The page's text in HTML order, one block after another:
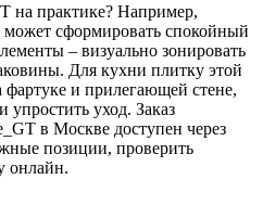
на практике? Например,
может сформировать спокойный
– визуально зонировать
Для кухни плитку этой
и прилегающей стене,
упростить уход. Заказ
в Москве доступен через
позиции, проверить
онлайн.